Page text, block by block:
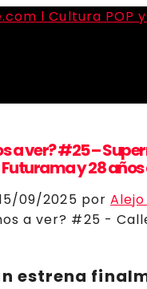
a ver? #25 –
y 28
09/2025 por
estrena